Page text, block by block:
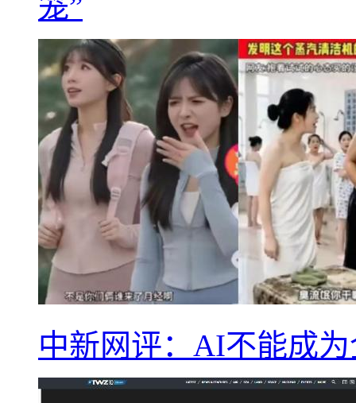
中新网评：AI不能成